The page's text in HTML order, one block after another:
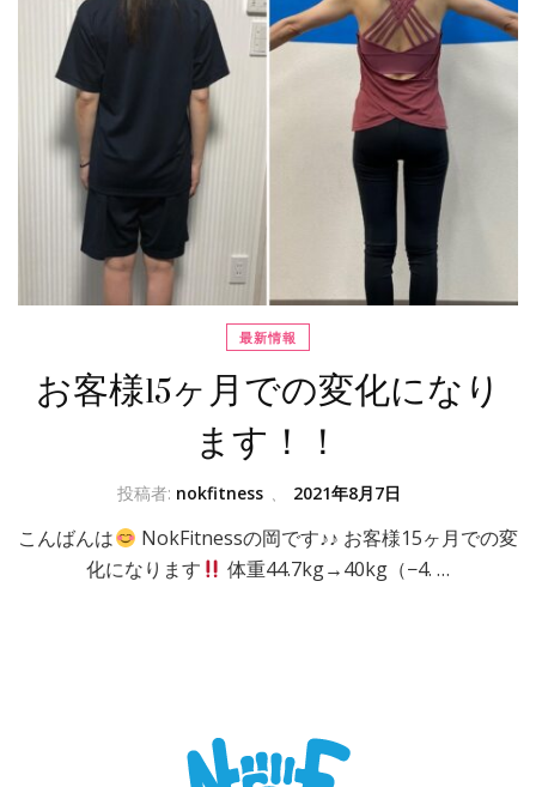
最新情報
お客様15ヶ月での変化になり
ます！！
投稿者: nokfitness 、 2021年8月7日
こんばんは
NokFitnessの岡です♪♪ お客様15ヶ月での変
化になります
体重44.7kg→40kg（−4. …